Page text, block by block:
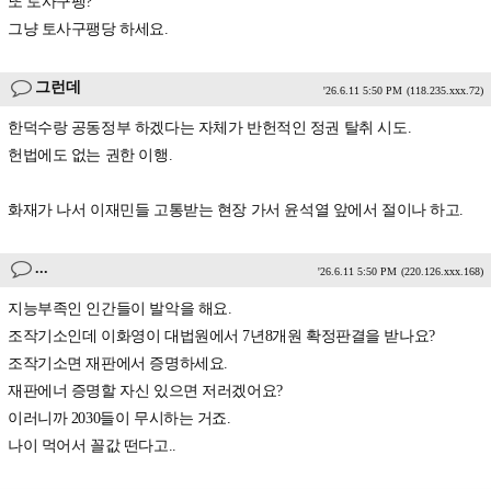
그냥 토사구팽당 하세요.
그런데 '26.6.11 5:50 PM (118.235.xxx.72)
한덕수랑 공동정부 하겠다는 자체가 반헌적인 정권 탈취 시도.
헌법에도 없는 권한 이행.
화재가 나서 이재민들 고통받는 현장 가서 윤석열 앞에서 절이나 하고.
... '26.6.11 5:50 PM (220.126.xxx.168)
지능부족인 인간들이 발악을 해요.
조작기소인데 이화영이 대법원에서 7년8개원 확정판결을 받나요?
조작기소면 재판에서 증명하세요.
재판에너 증명할 자신 있으면 저러겠어요?
이러니까 2030들이 무시하는 거죠.
나이 먹어서 꼴값 떤다고..